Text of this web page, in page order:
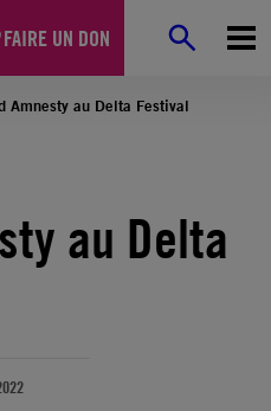
FAIRE UN DON
Amnesty au Delta Festival
au Delta